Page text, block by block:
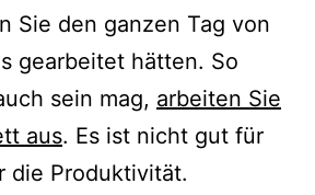
Sie den ganzen Tag von
gearbeitet hätten. So
sein mag, arbeiten Sie
aus. Es ist nicht gut für
die Produktivität.